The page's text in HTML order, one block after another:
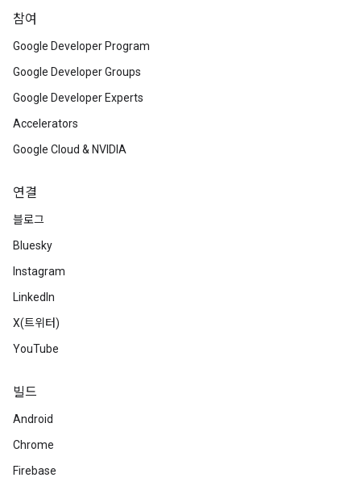
참여
Google Developer Program
Google Developer Groups
Google Developer Experts
Accelerators
Google Cloud & NVIDIA
연결
블로그
Bluesky
Instagram
LinkedIn
X(트위터)
YouTube
빌드
Android
Chrome
Firebase